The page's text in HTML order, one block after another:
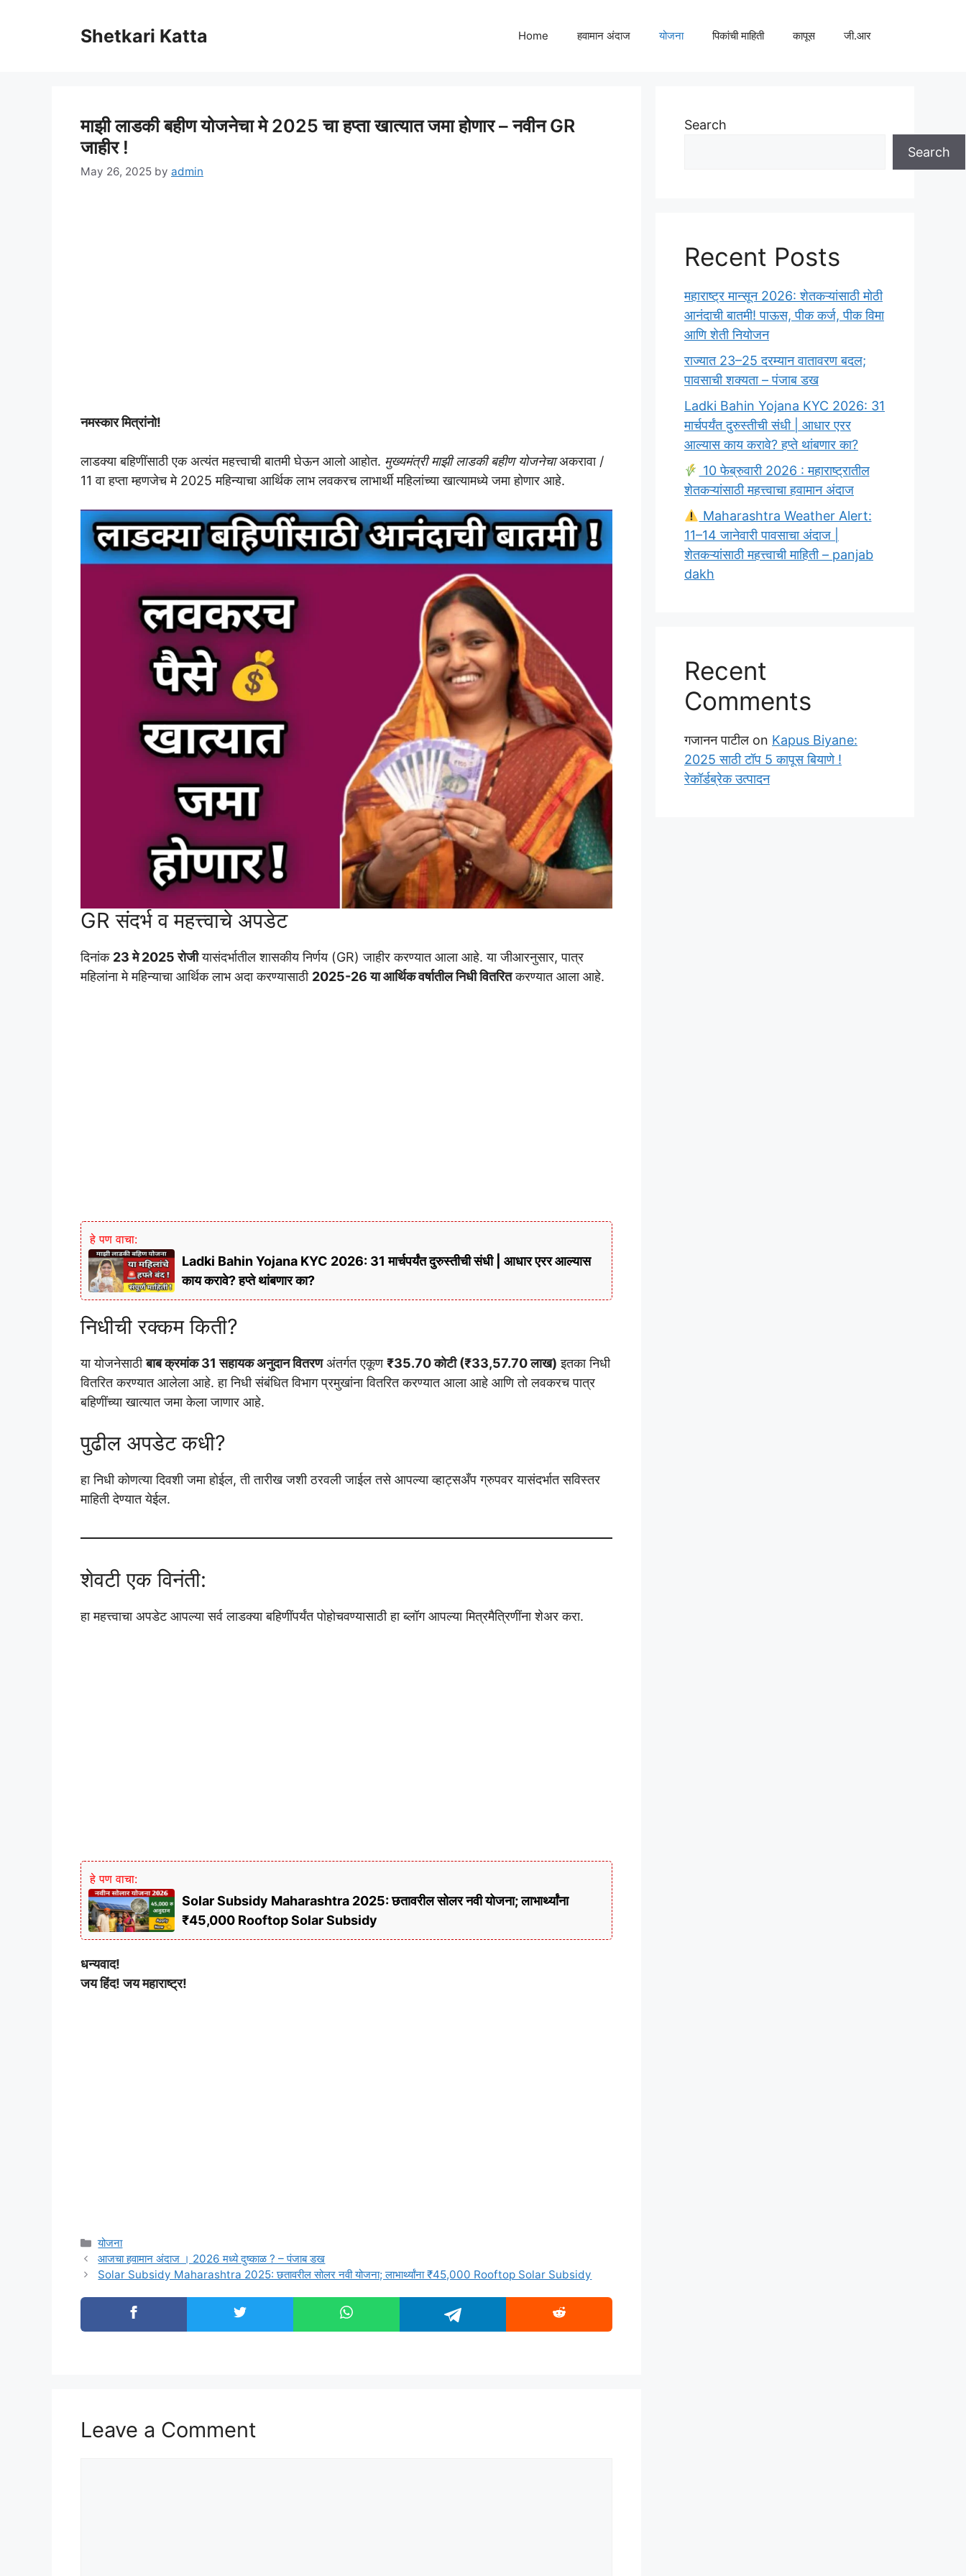
Shetkari Katta Home हवामान अंदाज योजना पिकांची माहिती कापूस जी.आर
माझी लाडकी बहीण योजनेचा मे 2025 चा हप्ता खात्यात जमा होणार – नवीन GR
जाहीर !
May 26, 2025 by admin
नमस्कार मित्रांनो!
लाडक्या बहिणींसाठी एक अत्यंत महत्त्वाची बातमी घेऊन आलो आहोत. मुख्यमंत्री माझी लाडकी बहीण योजनेचाअकरावा /
11 वा हप्ता म्हणजेच मे 2025 महिन्याचा आर्थिक लाभ लवकरच लाभार्थी महिलांच्या खात्यामध्ये जमा होणार आहे.
GR संदर्भ व महत्त्वाचे अपडेट
दिनांक 23 मे 2025 रोजीयासंदर्भातील शासकीय निर्णय (GR) जाहीर करण्यात आला आहे. या जीआरनुसार, पात्र
महिलांना मे महिन्याचा आर्थिक लाभ अदा करण्यासाठी 2025-26 या आर्थिक वर्षातील निधी वितरितकरण्यात आला आहे.
हे पण वाचा:
Ladki Bahin Yojana KYC 2026: 31 मार्चपर्यंत दुरुस्तीची संधी | आधार एरर आल्यास
काय करावे? हप्ते थांबणार का?
निधीची रक्कम किती?
या योजनेसाठीबाब क्रमांक 31 सहायक अनुदान वितरणअंतर्गत एकूण₹35.70 कोटी (₹33,57.70 लाख) इतका निधी
वितरित करण्यात आलेला आहे. हा निधी संबंधित विभाग प्रमुखांना वितरित करण्यात आला आहे आणि तो लवकरच पात्र
बहिणींच्या खात्यात जमा केला जाणार आहे.
पुढील अपडेट कधी?
हा निधी कोणत्या दिवशी जमा होईल, ती तारीख जशी ठरवली जाईल तसे आपल्या व्हाट्सअँप ग्रुपवर यासंदर्भात सविस्तर
माहिती देण्यात येईल.
शेवटी एक विनंती:
हा महत्त्वाचा अपडेट आपल्या सर्व लाडक्या बहिणींपर्यंत पोहोचवण्यासाठी हा ब्लॉग आपल्या मित्रमैत्रिणींना शेअर करा.
हे पण वाचा:
Solar Subsidy Maharashtra 2025: छतावरील सोलर नवी योजना; लाभार्थ्यांना
₹45,000 Rooftop Solar Subsidy
धन्यवाद!
जय हिंद! जय महाराष्ट्र!
Categories
योजना
आजचा हवामान अंदाज । 2026 मध्ये दुष्काळ ? – पंजाब डख
Solar Subsidy Maharashtra 2025: छतावरील सोलर नवी योजना; लाभार्थ्यांना ₹45,000 Rooftop Solar Subsidy
Leave a Comment
Search
Search
Recent Posts
महाराष्ट्र मान्सून 2026: शेतकऱ्यांसाठी मोठी
आनंदाची बातमी! पाऊस, पीक कर्ज, पीक विमा
आणि शेती नियोजन
राज्यात 23–25 दरम्यान वातावरण बदल;
पावसाची शक्यता – पंजाब डख
Ladki Bahin Yojana KYC 2026: 31
मार्चपर्यंत दुरुस्तीची संधी | आधार एरर
आल्यास काय करावे? हप्ते थांबणार का?
10 फेब्रुवारी 2026 : महाराष्ट्रातील
शेतकऱ्यांसाठी महत्त्वाचा हवामान अंदाज
Maharashtra Weather Alert:
11–14 जानेवारी पावसाचा अंदाज |
शेतकऱ्यांसाठी महत्त्वाची माहिती – panjab
dakh
Recent
Comments
गजानन पाटील on Kapus Biyane:
2025 साठी टॉप 5 कापूस बियाणे !
रेकॉर्डब्रेक उत्पादन